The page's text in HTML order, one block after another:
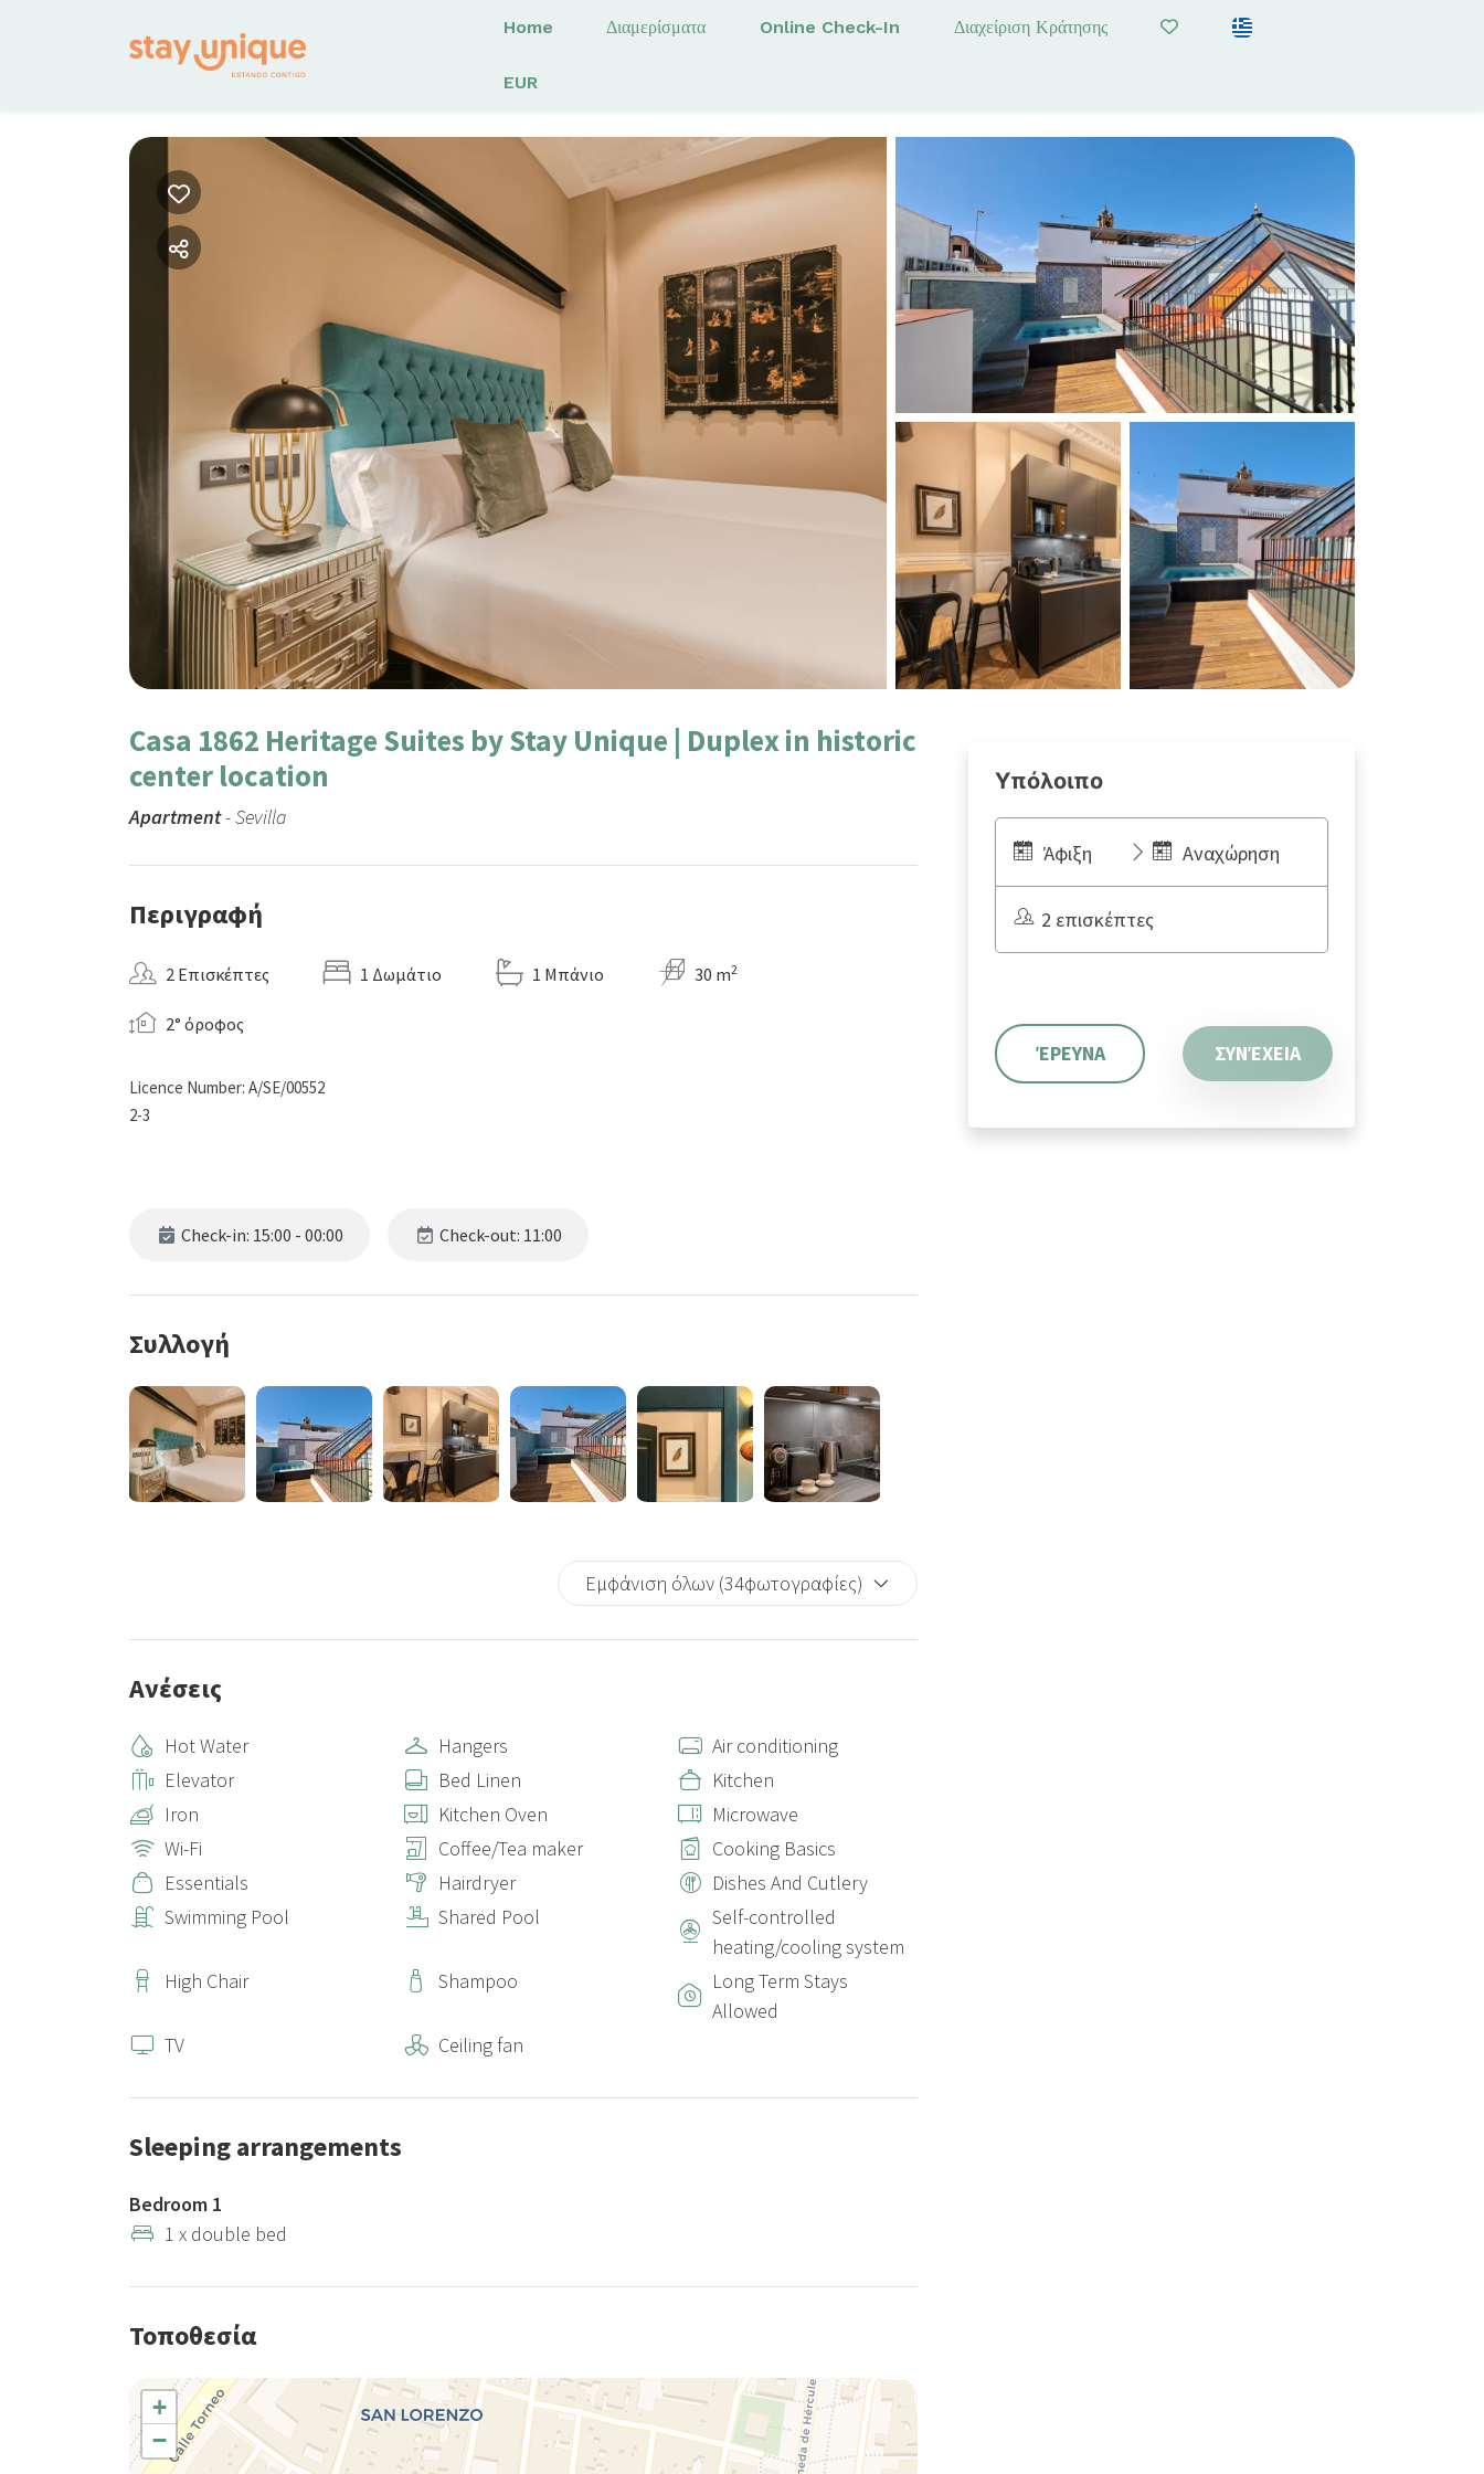
Home Διαμερίσματα Online Check-In Διαχείριση Κράτησης
EUR
Casa 1862 Heritage Suites by Stay Unique | Duplex in historic
center location
Apartment- Sevilla
Περιγραφή
2 Επισκέπτες 1 Δωμάτιο 1 Μπάνιο 30 m2
2° όροφος
Licence Number: A/SE/00552
2-3
Check-in: 15:00 - 00:00 Check-out: 11:00
Συλλογή
Εμφάνιση όλων (34φωτογραφίες)
Ανέσεις
Hot Water Hangers
Air conditioning
Elevator
Bed Linen
Kitchen
Iron
Kitchen Oven
Microwave
Wi-Fi
Coffee/Tea maker
Cooking Basics
Essentials
Hairdryer
Dishes And Cutlery
Swimming Pool
Shared Pool
Self-controlled
heating/cooling system
High Chair
Shampoo
Long Term Stays
Allowed
TV
Ceiling fan
Sleeping arrangements
Bedroom 1
1 x double bed
Τοποθεσία
+
−
Υπόλοιπο
Άφιξη Αναχώρηση
2 επισκέπτες
ΈΡΕΥΝΑ ΣΥΝΈΧΕΙΑ